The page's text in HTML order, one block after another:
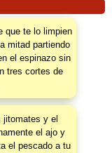
que te lo limpien
mitad partiendo
el espinazo sin
tres cortes de
jitomates y el
el ajo y
el pescado a tu